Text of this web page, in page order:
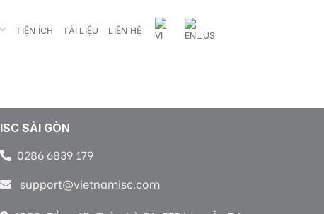
TIỆN ÍCH TÀI LIỆU LIÊN HỆ
ISC SÀI GÒN
0286 6839 179
support@vietnamisc.com